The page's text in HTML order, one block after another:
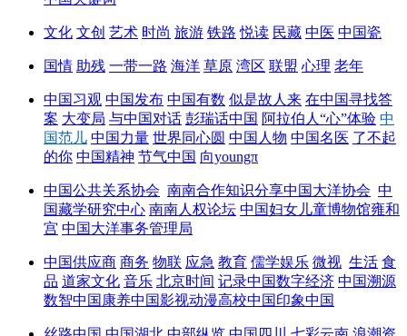
文化 文创 艺术 时尚 旅游 铁路 悦读 民藏 中医 中国瓷
国情 助残 一带一路 海洋 草原 湾区 联盟 心理 老年
中国习观 中国发布 中国有数 似是故人来 在中国寻找答
案 大变局 与中国对话 彭瑞话中国 阿拉伯人“心”体验 中
国范儿 中国力量 世界同心圆 中国人物 中国名医 了不起
的你 中国精神 节气中国 向youngπ
中国公共关系协会 南南合作知识分享中国大洋协会 中
国藏学研究中心 南南人权论坛 中国妇女儿童博物馆雍和
宫 中国大洋事务管理局
中国供应商 商务 物联 应急 教育 儒学娱乐 微视 生活 食
品 道家文化 音乐 北京时间 记录中国数字经济 中国溯源
数智中国 康养中国影视动漫高校中国印象中国